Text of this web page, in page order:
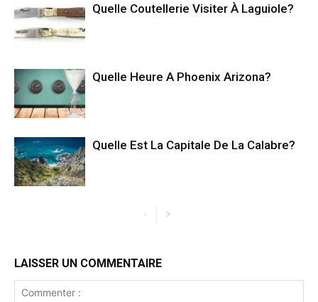
Quelle Coutellerie Visiter À Laguiole?
Quelle Heure A Phoenix Arizona?
Quelle Est La Capitale De La Calabre?
LAISSER UN COMMENTAIRE